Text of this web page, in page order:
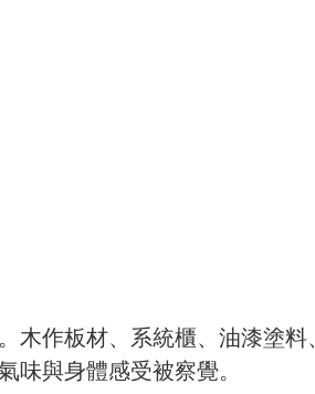
木作板材、系統櫃、油漆塗料
與身體感受被察覺。